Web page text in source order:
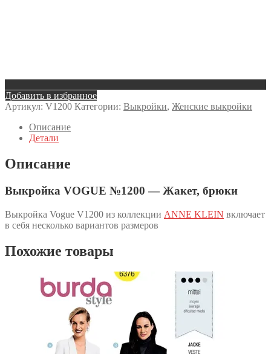
Добавить в избранное
Артикул: V1200 Категории: Выкройки, Женские выкройки
Описание
Детали
Описание
Выкройка VOGUE №1200 — Жакет, брюки
Выкройка Vogue V1200 из коллекции ANNE KLEIN включает
в себя несколько вариантов размеров
Похожие товары